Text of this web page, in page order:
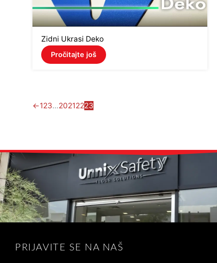
Zidni Ukrasi Deko
Pročitajte još
←123…20212223
PRIJAVITE SE NA NAŠ